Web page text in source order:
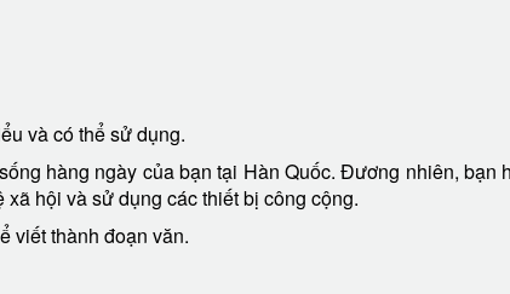
và có thể sử dụng.
hàng ngày của bạn tại Hàn Quốc. Đương nhiên, bạn
hội và sử dụng các thiết bị công cộng.
viết thành đoạn văn.